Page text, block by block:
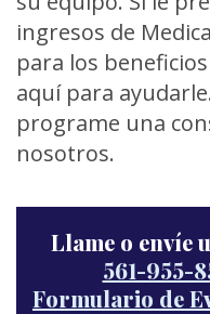
ingresos de
para los
aquí para
programe una
nosotros.
Llame o envíe
561-955-
Formulario de